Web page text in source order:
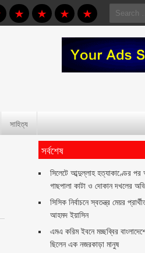
Search
for:
সাহিত্য
সর্বশেষ
সিলেটে আব্দুল্লাহ হত্যাকাণ্ডের পর
গাছপালা কাটা ও দোকান দখলের
সিসিক নির্বাচনে স্বতন্ত্র মেয়র
আহমদ ইয়াসিন
এমএ করিম ইবনে মচ্ছব্বির
ছিলেন এক নজরকাড়া মানুষ ‎